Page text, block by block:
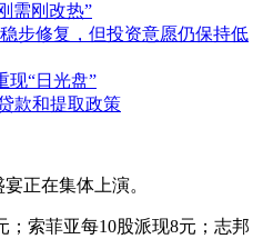
需刚改热”
步修复，但投资意愿仍保持低
现“日光盘”
款和提取政策
正在集体上演。
索菲亚每10股派现8元；志邦